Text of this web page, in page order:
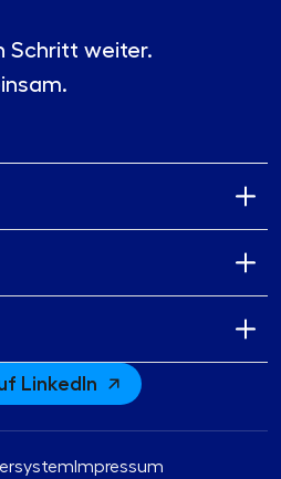
Schritt weiter.
LinkedIn
Impressum